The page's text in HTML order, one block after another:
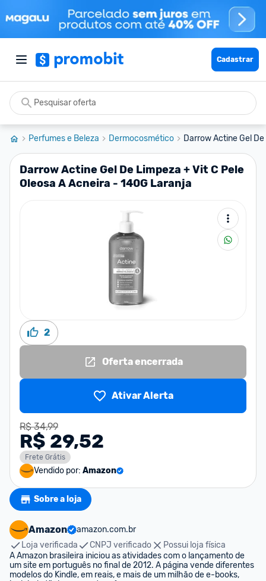
Cadastrar
Perfumes e Beleza Dermocosmético Darrow Actine Gel
Darrow Actine Gel De Limpeza + Vit C Pele
Oleosa A Acneira - 140G Laranja
2
Oferta encerrada
Ativar Alerta
R$ 34,99
R$ 29,52
Frete Grátis
Vendido por: Amazon
Sobre a loja
Amazon
amazon.com.br
Loja verificada
CNPJ verificado
Possui loja física
A Amazon brasileira iniciou as atividades com o lançamento de
um site em português no final de 2012. A página vende diferentes
modelos do Kindle, em reais, e mais de um milhão de e-books,